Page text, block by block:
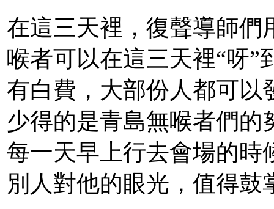
在這三天裡，復聲導師們
喉者可以在這三天裡“呀
有白費，大部份人都可以
少得的是青島無喉者們的
每一天早上行去會場的時
別人對他的眼光，值得鼓